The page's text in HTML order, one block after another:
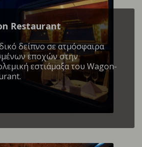
Restaurant
δείπνο σε ατμόσφαιρα
εποχών στην
εστιάμαξα του Wagon-